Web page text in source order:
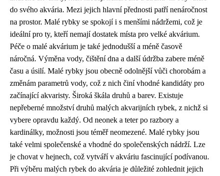
do svého akvária. Mezi jejich hlavní přednosti patří nenáročnost
na prostor. Malé rybky se spokojí i s menšími nádržemi, což je
ideální pro ty, kteří nemají dostatek místa pro velké akvárium.
Péče o malé akvárium je také jednodušší a méně časově
náročná. Výměna vody, čištění dna a další údržba zabere méně
času a úsilí. Malé rybky jsou obecně odolnější vůči chorobám a
změnám parametrů vody, což z nich činí vhodné kandidáty pro
začínající akvaristy. Široká škála druhů a barev. Existuje
nepřeberné množství druhů malých akvarijních rybek, z nichž si
vybere opravdu každý. Od neonek a teter po razbory a
kardinálky, možnosti jsou téměř neomezené. Malé rybky jsou
také velmi společenské a vhodné do společenských nádrží. Lze
je chovat v hejnech, což vytváří v akváriu fascinující podívanou.
Při výběru malých rybek do akvária je důležité zohlednit jejich